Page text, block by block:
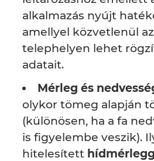
alkalmazás nyújt
amellyel közvetlenül
telephelyen lehet
adatait.
Mérleg és
olykor tömeg alapján
(különösen, ha a fa
is figyelembe veszik).
hitelesített